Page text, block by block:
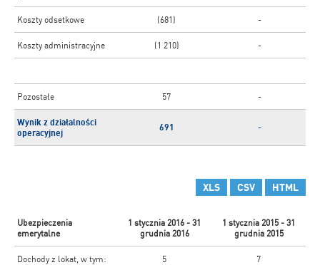
Koszty odsetkowe (681) -
Koszty administracyjne (1 210) -
Pozostałe 57 -
Wynik z działalności
operacyjnej
691 -
XLS CSV HTML
Ubezpieczenia
emerytalne
1 stycznia 2016 - 31
grudnia 2016
1 stycznia 2015 - 31
grudnia 2015
Dochody z lokat, w tym: 5 7